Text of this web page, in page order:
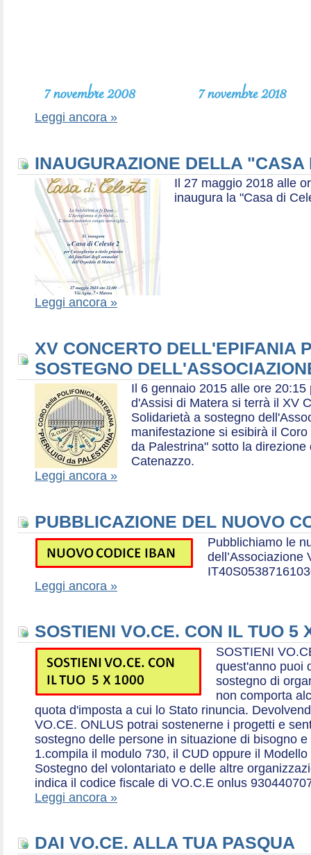
Leggi ancora »
INAUGURAZIONE DELLA
Il 27 maggio 2018 alle
inaugura la "Casa di
Leggi ancora »
XV CONCERTO DELL'EPIFANIA
SOSTEGNO
Il 6 gennaio 2015 alle ore
d'Assisi di Matera si terrà il XV
Solidarietà a sostegno
manifestazione si esibirà il
da Palestrina" sotto la
Catenazzo.
Leggi ancora »
PUBBLICAZIONE DEL NUOVO
Pubblichiamo le
dell’Associazione
Leggi ancora »
SOSTIENI VO.CE. CON IL TUO 5
SOSTIENI
quest'anno puoi
sostegno di
non comporta
quota d'imposta a cui lo Stato rinuncia.
VO.CE. ONLUS potrai sostenerne i progetti e
sostegno delle persone in situazione di bisogno
1.compila il modulo 730, il CUD oppure il
Sostegno del volontariato e delle altre
indica il codice fiscale di VO.C.E onlus
Leggi ancora »
DAI VO.CE. ALLA TUA PASQUA